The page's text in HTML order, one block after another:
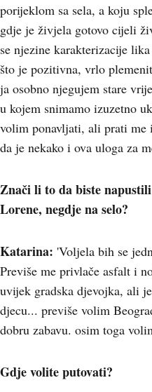
porijeklom sa sela, a koju
gdje je živjela gotovo cijeli
se njezine karakterizacije
što je pozitivna, vrlo
ja osobno njegujem stare
u kojem snimamo izuzetno
volim ponavljati, ali prati me
da je nekako i ova uloga za
Znači li to da biste
Lorene, negdje na selo?
Katarina: 'Voljela bih se
Previše me privlače asfalt i
uvijek gradska djevojka, ali
djecu... previše volim
dobru zabavu. osim toga
Gdje volite putovati?